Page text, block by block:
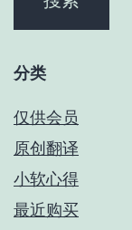
分类
仅供会员
原创翻译
小软心得
最近购买